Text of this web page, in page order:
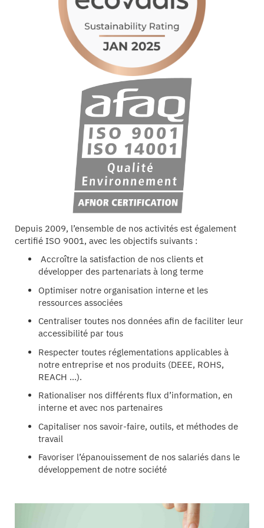
Depuis 2009, l’ensemble de nos activités est également
certifié ISO 9001, avec les objectifs suivants :
Accroître la satisfaction de nos clients et
développer des partenariats à long terme
Optimiser notre organisation interne et les
ressources associées
Centraliser toutes nos données afin de faciliter leur
accessibilité par tous
Respecter toutes réglementations applicables à
notre entreprise et nos produits (DEEE, ROHS,
REACH …).
Rationaliser nos différents flux d’information, en
interne et avec nos partenaires
Capitaliser nos savoir-faire, outils, et méthodes de
travail
Favoriser l’épanouissement de nos salariés dans le
développement de notre société